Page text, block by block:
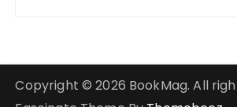
Copyright © 2026 BookMag. All